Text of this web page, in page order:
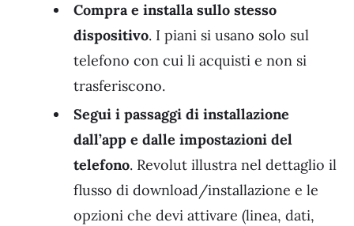
Compra e installa sullo stesso
dispositivo. I piani si usano solo sul
telefono con cui li acquisti e non si
trasferiscono.
Segui i passaggi di installazione
dall’app e dalle impostazioni del
telefono. Revolut illustra nel dettaglio il
flusso di download/installazione e le
opzioni che devi attivare (linea, dati,